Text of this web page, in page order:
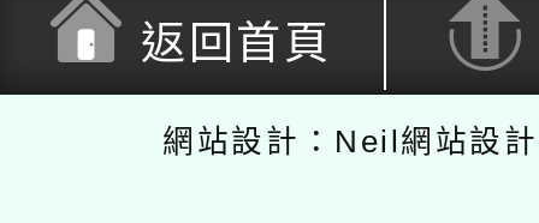
返回首頁
網站設計：Neil網站設